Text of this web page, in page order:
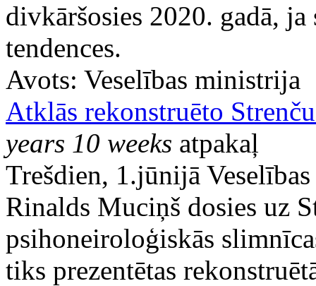
divkāršosies 2020. gadā, ja
tendences.
Avots: Veselības ministrija
Atklās rekonstruēto
years 10 weeks atpakaļ
Trešdien, 1.jūnijā
Rinalds Muciņš dosies uz
psihoneiroloģiskās
tiks prezentētas